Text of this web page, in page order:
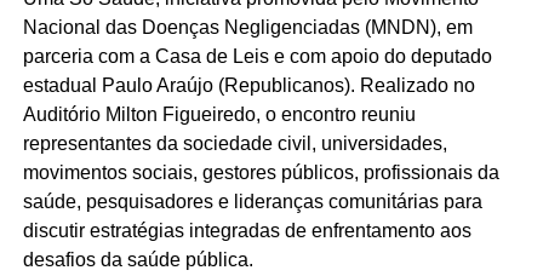
Nacional das Doenças Negligenciadas (MNDN), em
parceria com a Casa de Leis e com apoio do deputado
estadual Paulo Araújo (Republicanos). Realizado no
Auditório Milton Figueiredo, o encontro reuniu
representantes da sociedade civil, universidades,
movimentos sociais, gestores públicos, profissionais da
saúde, pesquisadores e lideranças comunitárias para
discutir estratégias integradas de enfrentamento aos
desafios da saúde pública.